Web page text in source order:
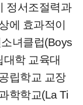
정서조절력과
에 효과적이
녀클럽(Boys
학 교육대
립학교 교장
학학교(La Ti